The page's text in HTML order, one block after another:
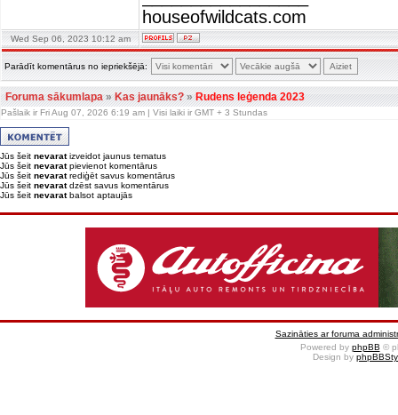
houseofwildcats.com
Wed Sep 06, 2023 10:12 am
Parādīt komentārus no iepriekšējā:
Foruma sākumlapa»Kas jaunāks?»Rudens leģenda 2023
Pašlaik ir Fri Aug 07, 2026 6:19 am | Visi laiki ir GMT + 3 Stundas
Jūs šeit nevaratizveidot jaunus tematus
Jūs šeit nevaratpievienot komentārus
Jūs šeit nevaratrediģēt savus komentārus
Jūs šeit nevaratdzēst savus komentārus
Jūs šeit nevaratbalsot aptaujās
Sazināties ar foruma
Powered by phpBB ©
Design by